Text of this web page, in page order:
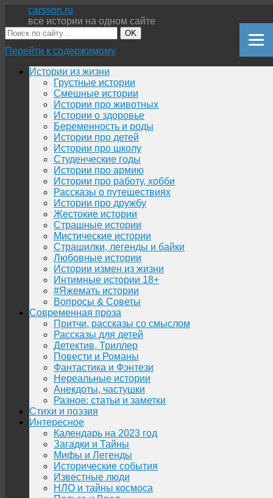
carsson.ru
все истории на одном сайте
OK
Перейти к содержимому
Истории из жизни
Грустные истории
Смешные истории
Истории про животных
Истории о здоровье
Беременность и роды
Истории про детей
Истории про школу
Студенческие годы
Истории про армию
Истории про работу, хобби
Рассказы о путешествиях
Истории про дружбу
Жестокие истории
Страшные истории
Мистические истории
Страшилки, легенды и байки
Любовные истории
Истории измен из жизни
Интимные истории 18+
#Яжемать истории
Вопросы & Советы
Современная проза
Притчи, рассказы со смыслом
Рассказы для детей
Детектив, Триллер
Повести и Романы
Фантастика и Фэнтези
Нереальные истории
Анекдоты, частушки
Разное: статьи и заметки
Стихи и поэзия
Интересное
Календарь на 2023 год
Загадки и Тайны
Мифы и Легенды
Исторические события
Известные люди
НЛО и тайны космоса